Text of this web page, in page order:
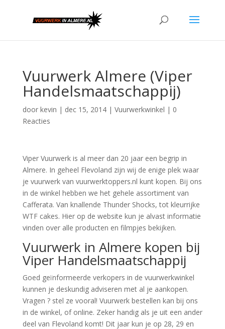
Vuurwerk Almere (Viper
Handelsmaatschappij)
door kevin | dec 15, 2014| Vuurwerkwinkel | 0
Reacties
Viper Vuurwerk is al meer dan 20 jaar een begrip in
Almere. In geheel Flevoland zijn wij de enige plek waar
je vuurwerk van vuurwerktoppers.nl kunt kopen. Bij ons
in de winkel hebben we het gehele assortiment van
Cafferata. Van knallende Thunder Shocks, tot kleurrijke
WTF cakes. Hier op de website kun je alvast informatie
vinden over alle producten en filmpjes bekijken.
Vuurwerk in Almere kopen bij
Viper Handelsmaatschappij
Goed geïnformeerde verkopers in de vuurwerkwinkel
kunnen je deskundig adviseren met al je aankopen.
Vragen ? stel ze vooral! Vuurwerk bestellen kan bij ons
in de winkel, of online. Zeker handig als je uit een ander
deel van Flevoland komt! Dit jaar kun je op 28, 29 en